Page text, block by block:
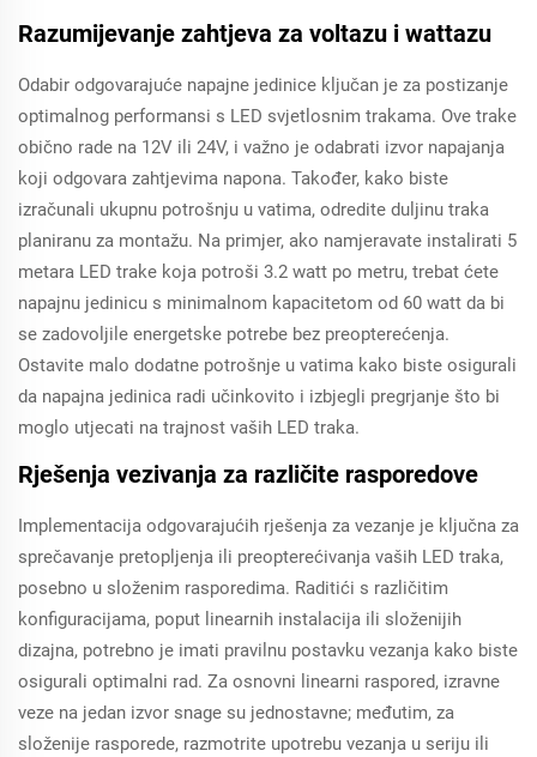
Razumijevanje zahtjeva za voltazu i wattazu
Odabir odgovarajuće napajne jedinice ključan je za postizanje
optimalnog performansi s LED svjetlosnim trakama. Ove trake
obično rade na 12V ili 24V, i važno je odabrati izvor napajanja
koji odgovara zahtjevima napona. Također, kako biste
izračunali ukupnu potrošnju u vatima, odredite duljinu traka
planiranu za montažu. Na primjer, ako namjeravate instalirati 5
metara LED trake koja potroši 3.2 watt po metru, trebat ćete
napajnu jedinicu s minimalnom kapacitetom od 60 watt da bi
se zadovoljile energetske potrebe bez preopterećenja.
Ostavite malo dodatne potrošnje u vatima kako biste osigurali
da napajna jedinica radi učinkovito i izbjegli pregrjanje što bi
moglo utjecati na trajnost vaših LED traka.
Rješenja vezivanja za različite rasporedove
Implementacija odgovarajućih rješenja za vezanje je ključna za
sprečavanje pretopljenja ili preopterećivanja vaših LED traka,
posebno u složenim rasporedima. Raditići s različitim
konfiguracijama, poput linearnih instalacija ili složenijih
dizajna, potrebno je imati pravilnu postavku vezanja kako biste
osigurali optimalni rad. Za osnovni linearni raspored, izravne
veze na jedan izvor snage su jednostavne; međutim, za
složenije rasporede, razmotrite upotrebu vezanja u seriju ili